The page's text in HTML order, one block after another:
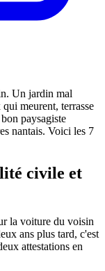
Un jardin mal
meurent, terrasse
paysagiste
nantais. Voici les 7
civile et
la voiture du voisin
ans plus tard, c'est
attestations en